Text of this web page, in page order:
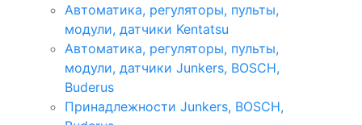
Автоматика, регуляторы, пульты,
модули, датчики Kentatsu
Автоматика, регуляторы, пульты,
модули, датчики Junkers, BOSCH,
Buderus
Принадлежности Junkers, BOSCH,